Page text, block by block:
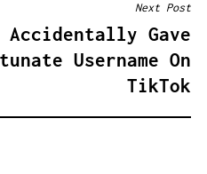
Next Post
Gave
Username On
TikTok